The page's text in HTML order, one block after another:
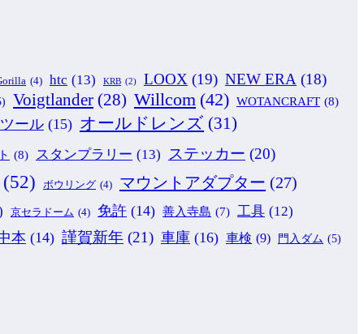
(4) htc (13) KRB (2) LOOX (19) NEW ERA (18)
Voigtlander (28) Willcom (42) WOTANCRAFT (8)
ール (15) オールドレンズ (31)
(8) スタンプラリー (13) ステッカー (20)
(52) ボウリング (4) マウントアダプター (27)
京セラドーム (4) 免許 (14) 善入寺島 (7) 工具 (12)
本 (14) 謹賀新年 (21) 車庫 (16) 車検 (9) 門入ダム (5)